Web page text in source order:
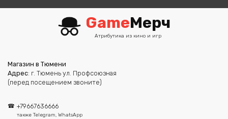
GameМерч
Атрибутика из кино и игр
Магазин в Тюмени
Адрес: г. Тюмень ул. Профсоюзная
(перед посещением звоните)
+79667636666
также Telegram, WhatsApp